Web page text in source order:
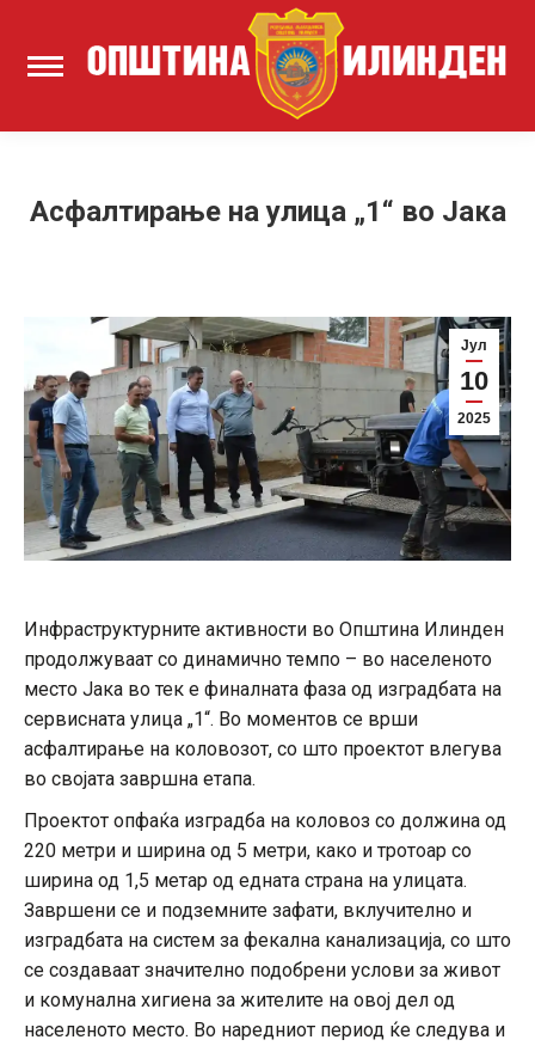
Асфалтирање на улица „1“ во Јака
Јул
10
2025
Инфраструктурните активности во Општина Илинден
продолжуваат со динамично темпо – во населеното
место Јака во тек е финалната фаза од изградбата на
сервисната улица „1“. Во моментов се врши
асфалтирање на коловозот, со што проектот влегува
во својата завршна етапа.
Проектот опфаќа изградба на коловоз со должина од
220 метри и ширина од 5 метри, како и тротоар со
ширина од 1,5 метар од едната страна на улицата.
Завршени се и подземните зафати, вклучително и
изградбата на систем за фекална канализација, со што
се создаваат значително подобрени услови за живот
и комунална хигиена за жителите на овој дел од
населеното место. Во наредниот период ќе следува и